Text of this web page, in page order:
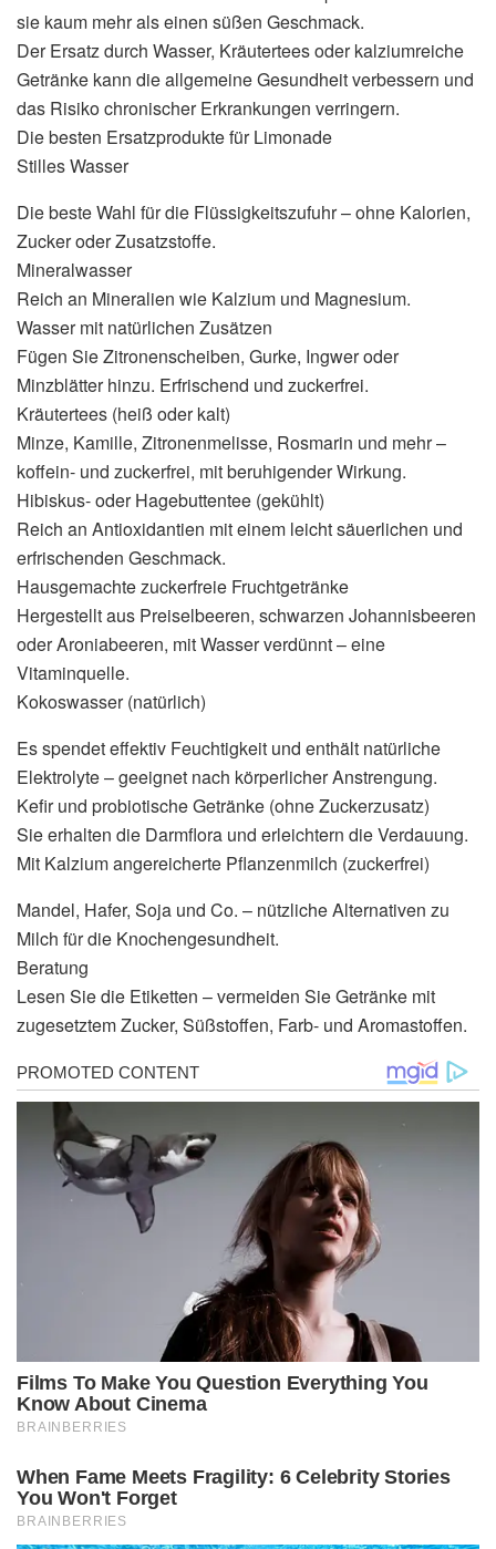
sie kaum mehr als einen süßen Geschmack.
Der Ersatz durch Wasser, Kräutertees oder kalziumreiche
Getränke kann die allgemeine Gesundheit verbessern und
das Risiko chronischer Erkrankungen verringern.
Die besten Ersatzprodukte für Limonade
Stilles Wasser
Die beste Wahl für die Flüssigkeitszufuhr – ohne Kalorien,
Zucker oder Zusatzstoffe.
Mineralwasser
Reich an Mineralien wie Kalzium und Magnesium.
Wasser mit natürlichen Zusätzen
Fügen Sie Zitronenscheiben, Gurke, Ingwer oder
Minzblätter hinzu. Erfrischend und zuckerfrei.
Kräutertees (heiß oder kalt)
Minze, Kamille, Zitronenmelisse, Rosmarin und mehr –
koffein- und zuckerfrei, mit beruhigender Wirkung.
Hibiskus- oder Hagebuttentee (gekühlt)
Reich an Antioxidantien mit einem leicht säuerlichen und
erfrischenden Geschmack.
Hausgemachte zuckerfreie Fruchtgetränke
Hergestellt aus Preiselbeeren, schwarzen Johannisbeeren
oder Aroniabeeren, mit Wasser verdünnt – eine
Vitaminquelle.
Kokoswasser (natürlich)
Es spendet effektiv Feuchtigkeit und enthält natürliche
Elektrolyte – geeignet nach körperlicher Anstrengung.
Kefir und probiotische Getränke (ohne Zuckerzusatz)
Sie erhalten die Darmflora und erleichtern die Verdauung.
Mit Kalzium angereicherte Pflanzenmilch (zuckerfrei)
Mandel, Hafer, Soja und Co. – nützliche Alternativen zu
Milch für die Knochengesundheit.
Beratung
Lesen Sie die Etiketten – vermeiden Sie Getränke mit
zugesetztem Zucker, Süßstoffen, Farb- und Aromastoffen.